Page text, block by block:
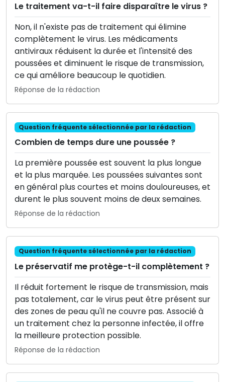
Le traitement va-t-il faire disparaître le virus ?
Non, il n'existe pas de traitement qui élimine
complètement le virus. Les médicaments
antiviraux réduisent la durée et l'intensité des
poussées et diminuent le risque de transmission,
ce qui améliore beaucoup le quotidien.
Réponse de la rédaction
Question fréquente sélectionnée par la rédaction
Combien de temps dure une poussée ?
La première poussée est souvent la plus longue
et la plus marquée. Les poussées suivantes sont
en général plus courtes et moins douloureuses, et
durent le plus souvent moins de deux semaines.
Réponse de la rédaction
Question fréquente sélectionnée par la rédaction
Le préservatif me protège-t-il complètement ?
Il réduit fortement le risque de transmission, mais
pas totalement, car le virus peut être présent sur
des zones de peau qu'il ne couvre pas. Associé à
un traitement chez la personne infectée, il offre
la meilleure protection possible.
Réponse de la rédaction